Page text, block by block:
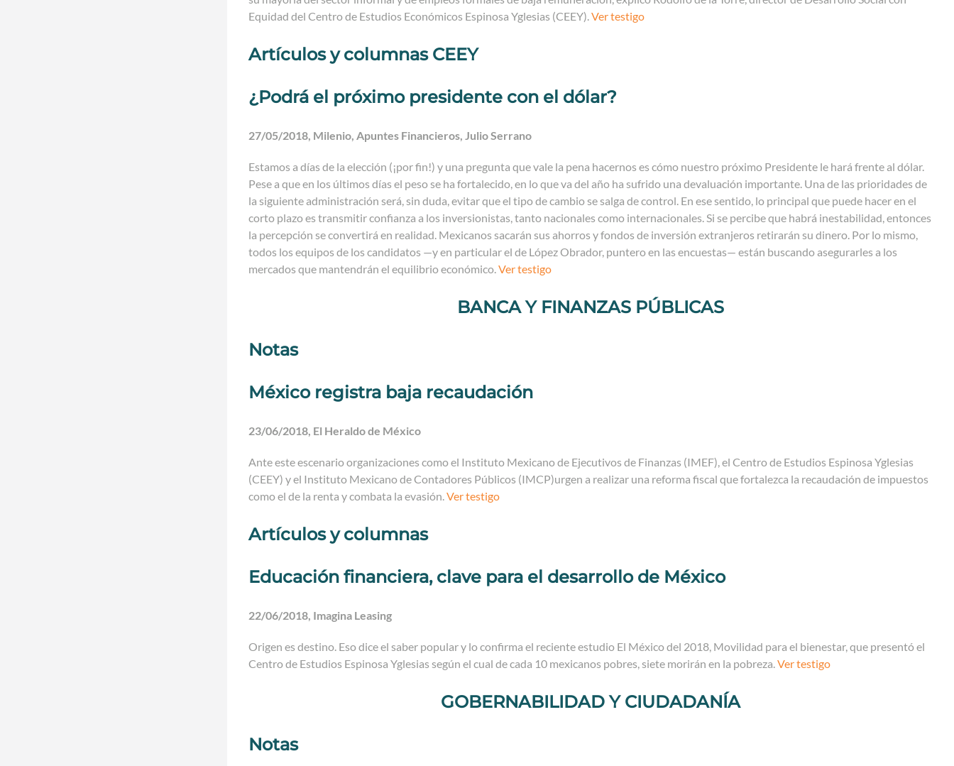
Equidad del Centro de Estudios Económicos Espinosa Yglesias (CEEY).Ver testigo
Artículos y columnas CEEY
¿Podrá el próximo presidente con el dólar?
27/05/2018, Milenio, Apuntes Financieros, Julio Serrano
Estamos a días de la elección (¡por fin!) y una pregunta que vale la pena hacernos es cómo nuestro próximo Presidente le hará frente al dólar.
Pese a que en los últimos días el peso se ha fortalecido, en lo que va del año ha sufrido una devaluación importante. Una de las prioridades de
la siguiente administración será, sin duda, evitar que el tipo de cambio se salga de control. En ese sentido, lo principal que puede hacer en el
corto plazo es transmitir confianza a los inversionistas, tanto nacionales como internacionales. Si se percibe que habrá inestabilidad, entonces
la percepción se convertirá en realidad. Mexicanos sacarán sus ahorros y fondos de inversión extranjeros retirarán su dinero. Por lo mismo,
todos los equipos de los candidatos —y en particular el de López Obrador, puntero en las encuestas— están buscando asegurarles a los
mercados que mantendrán el equilibrio económico.Ver testigo
BANCA Y FINANZAS PÚBLICAS
Notas
México registra baja recaudación
23/06/2018, El Heraldo de México
Ante este escenario organizaciones como el Instituto Mexicano de Ejecutivos de Finanzas (IMEF), el Centro de Estudios Espinosa Yglesias
(CEEY) y el Instituto Mexicano de Contadores Públicos (IMCP)urgen a realizar una reforma fiscal que fortalezca la recaudación de impuestos
como el de la renta y combata la evasión.Ver testigo
Artículos y columnas
Educación financiera, clave para el desarrollo de México
22/06/2018, Imagina Leasing
Origen es destino. Eso dice el saber popular y lo confirma el reciente estudio El México del 2018, Movilidad para el bienestar, que presentó el
Centro de Estudios Espinosa Yglesias según el cual de cada 10 mexicanos pobres, siete morirán en la pobreza.Ver testigo
GOBERNABILIDAD Y CIUDADANÍA
Notas